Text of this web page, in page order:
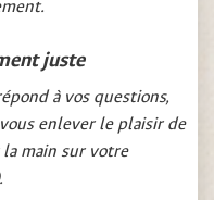
juste
à vos questions,
enlever le plaisir de
la main sur votre